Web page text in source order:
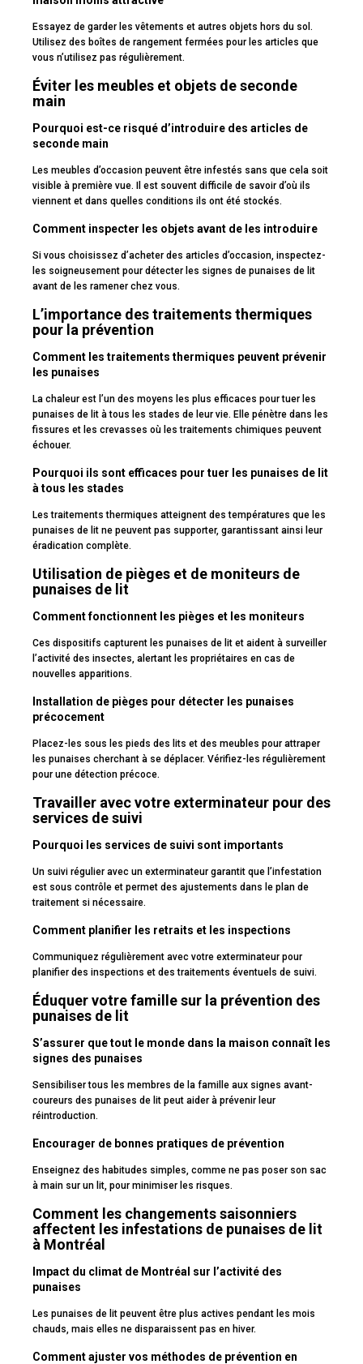
Essayez de garder les vêtements et autres objets hors du sol.
Utilisez des boîtes de rangement fermées pour les articles que
vous n’utilisez pas régulièrement.
Éviter les meubles et objets de seconde
main
Pourquoi est-ce risqué d’introduire des articles de
seconde main
Les meubles d’occasion peuvent être infestés sans que cela soit
visible à première vue. Il est souvent difficile de savoir d’où ils
viennent et dans quelles conditions ils ont été stockés.
Comment inspecter les objets avant de les introduire
Si vous choisissez d’acheter des articles d’occasion, inspectez-
les soigneusement pour détecter les signes de punaises de lit
avant de les ramener chez vous.
L’importance des traitements thermiques
pour la prévention
Comment les traitements thermiques peuvent prévenir
les punaises
La chaleur est l’un des moyens les plus efficaces pour tuer les
punaises de lit à tous les stades de leur vie. Elle pénètre dans les
fissures et les crevasses où les traitements chimiques peuvent
échouer.
Pourquoi ils sont efficaces pour tuer les punaises de lit
à tous les stades
Les traitements thermiques atteignent des températures que les
punaises de lit ne peuvent pas supporter, garantissant ainsi leur
éradication complète.
Utilisation de pièges et de moniteurs de
punaises de lit
Comment fonctionnent les pièges et les moniteurs
Ces dispositifs capturent les punaises de lit et aident à surveiller
l’activité des insectes, alertant les propriétaires en cas de
nouvelles apparitions.
Installation de pièges pour détecter les punaises
précocement
Placez-les sous les pieds des lits et des meubles pour attraper
les punaises cherchant à se déplacer. Vérifiez-les régulièrement
pour une détection précoce.
Travailler avec votre exterminateur pour des
services de suivi
Pourquoi les services de suivi sont importants
Un suivi régulier avec un exterminateur garantit que l’infestation
est sous contrôle et permet des ajustements dans le plan de
traitement si nécessaire.
Comment planifier les retraits et les inspections
Communiquez régulièrement avec votre exterminateur pour
planifier des inspections et des traitements éventuels de suivi.
Éduquer votre famille sur la prévention des
punaises de lit
S’assurer que tout le monde dans la maison connaît les
signes des punaises
Sensibiliser tous les membres de la famille aux signes avant-
coureurs des punaises de lit peut aider à prévenir leur
réintroduction.
Encourager de bonnes pratiques de prévention
Enseignez des habitudes simples, comme ne pas poser son sac
à main sur un lit, pour minimiser les risques.
Comment les changements saisonniers
affectent les infestations de punaises de lit
à Montréal
Impact du climat de Montréal sur l’activité des
punaises
Les punaises de lit peuvent être plus actives pendant les mois
chauds, mais elles ne disparaissent pas en hiver.
Comment ajuster vos méthodes de prévention en